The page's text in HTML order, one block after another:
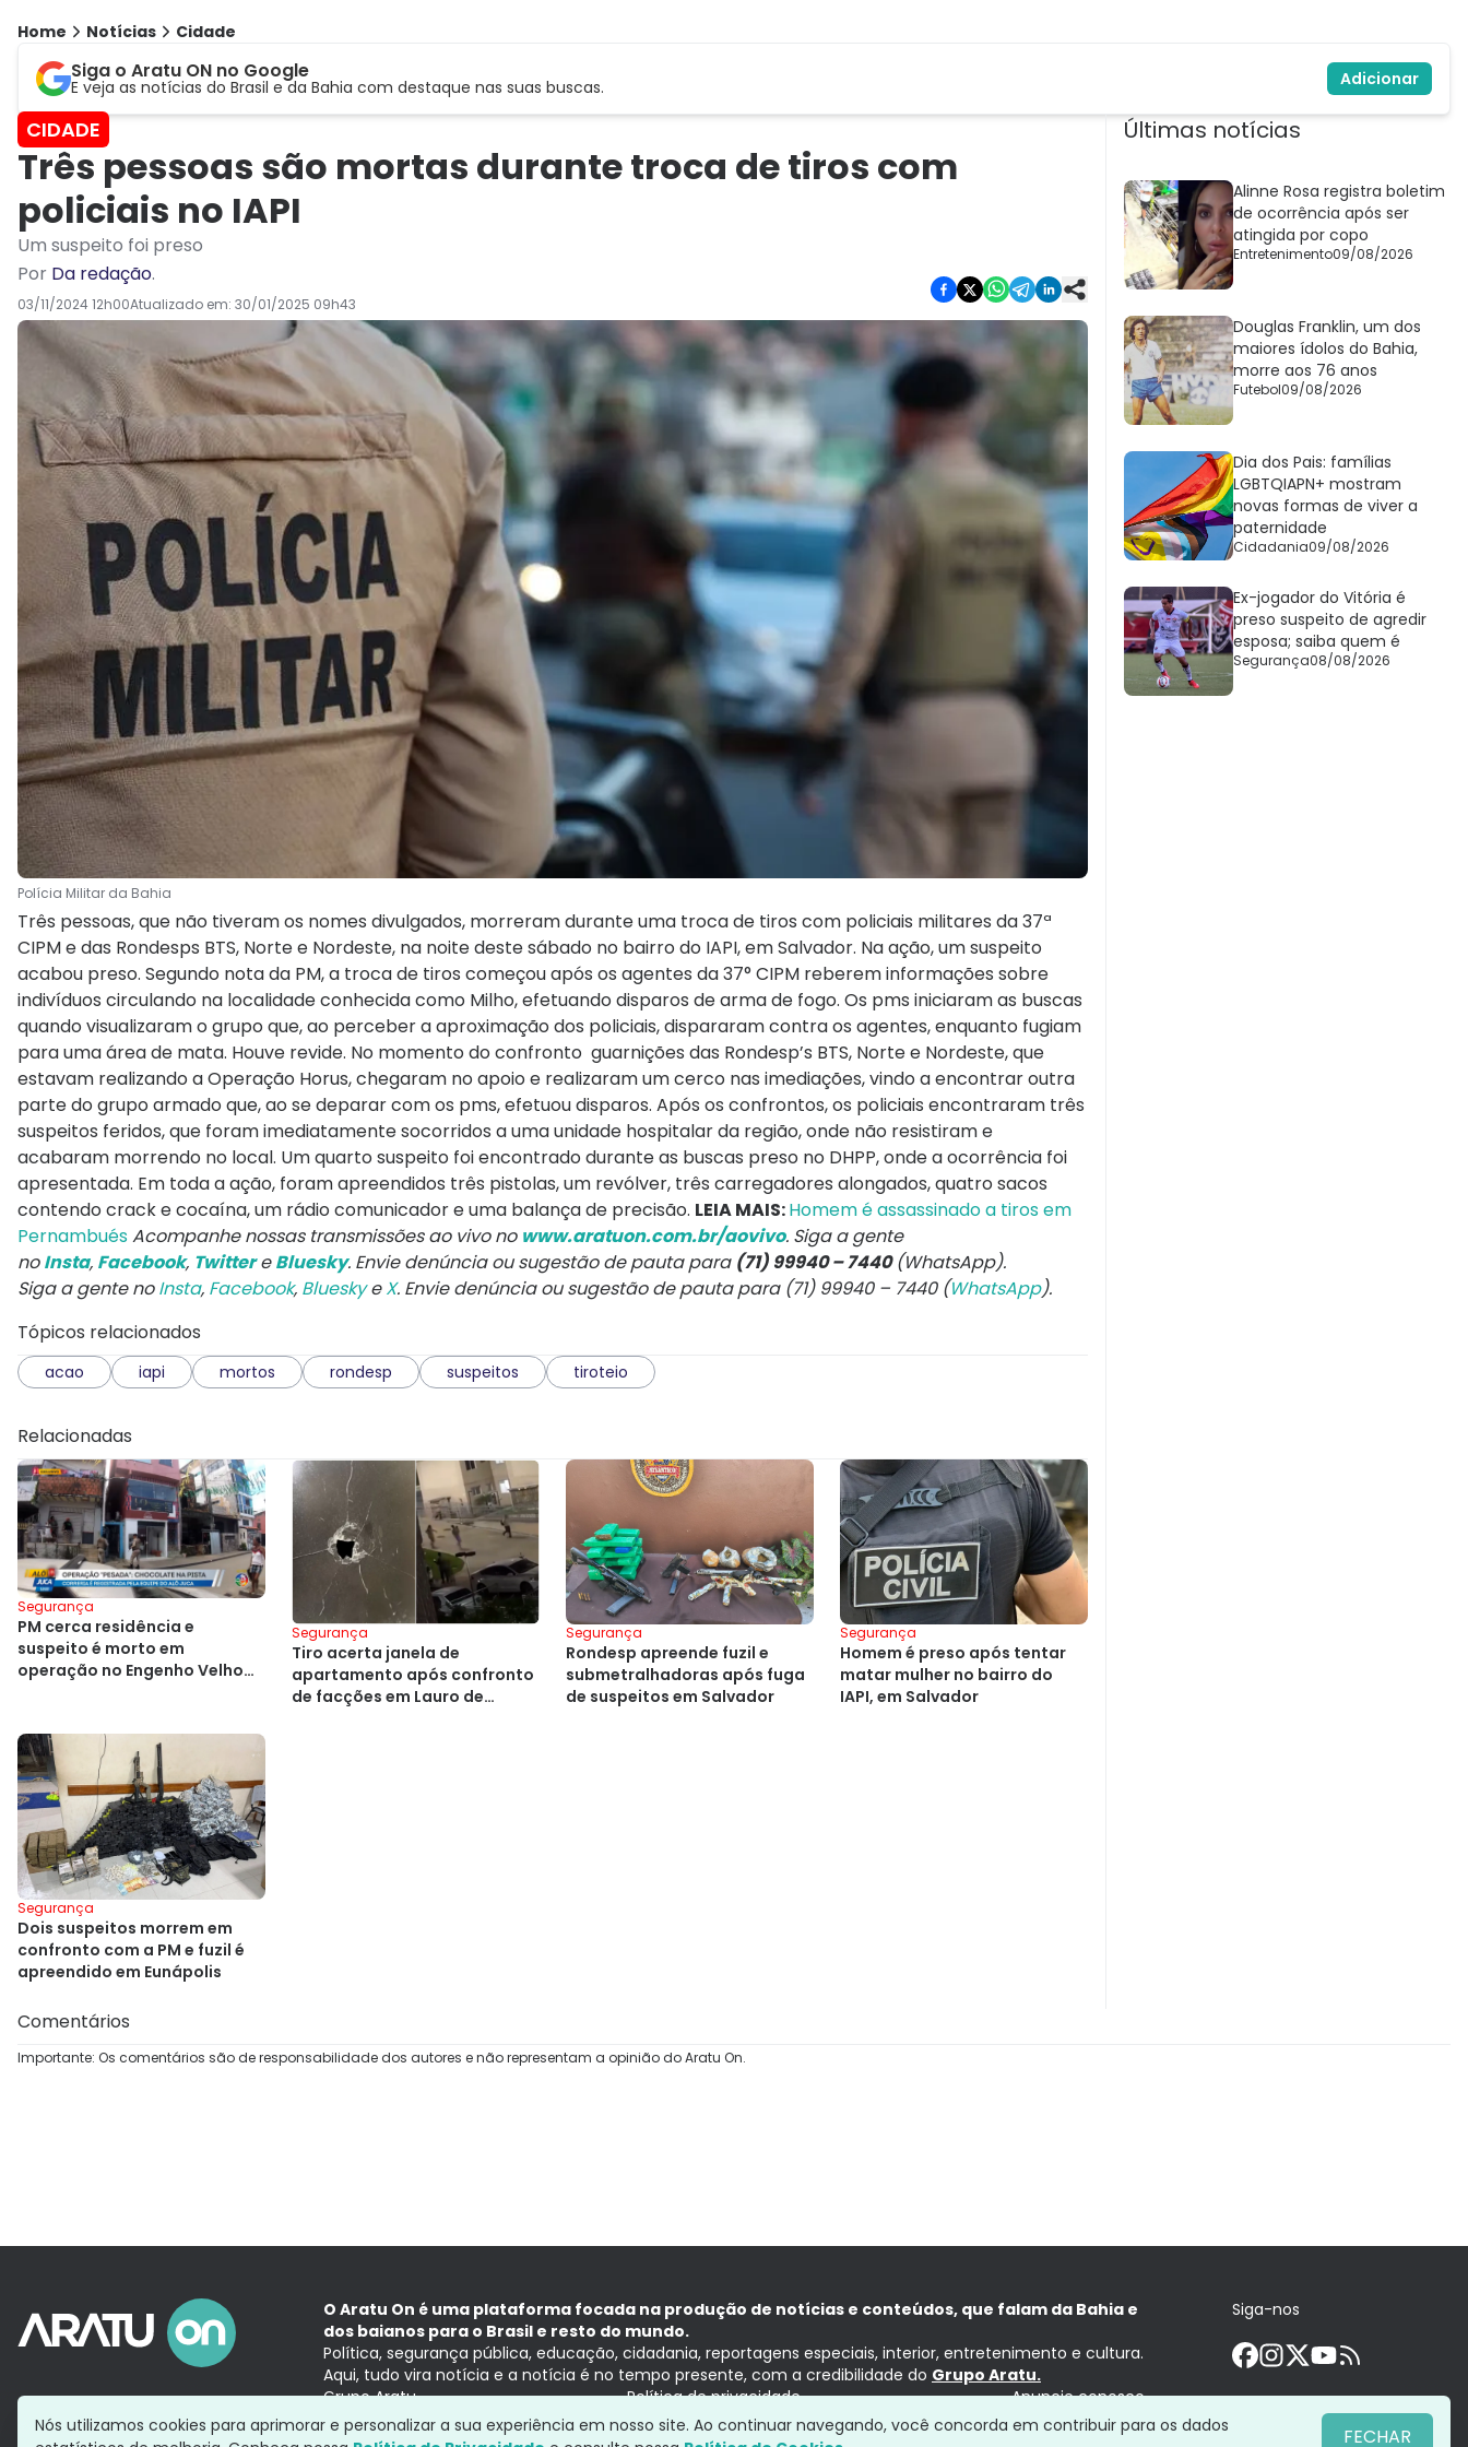
Home Notícias Cidade
Siga o Aratu ON no Google
E veja as notícias do Brasil e da Bahia com destaque nas suas buscas. Adicionar
CIDADE
Três pessoas são mortas durante troca de tiros com
policiais no IAPI
Um suspeito foi preso
Por Da redação.
03/11/2024 12h00Atualizado em: 30/01/2025 09h43
Polícia Militar da Bahia
Três pessoas, que não tiveram os nomes divulgados, morreram durante uma troca de tiros com policiais militares da 37ª
CIPM e das Rondesps BTS, Norte e Nordeste, na noite deste sábado no bairro do IAPI, em Salvador. Na ação, um suspeito
acabou preso. Segundo nota da PM, a troca de tiros começou após os agentes da 37° CIPM reberem informações sobre
indivíduos circulando na localidade conhecida como Milho, efetuando disparos de arma de fogo. Os pms iniciaram as buscas
quando visualizaram o grupo que, ao perceber a aproximação dos policiais, dispararam contra os agentes, enquanto fugiam
para uma área de mata. Houve revide. No momento do confronto guarnições das Rondesp’s BTS, Norte e Nordeste, que
estavam realizando a Operação Horus, chegaram no apoio e realizaram um cerco nas imediações, vindo a encontrar outra
parte do grupo armado que, ao se deparar com os pms, efetuou disparos. Após os confrontos, os policiais encontraram três
suspeitos feridos, que foram imediatamente socorridos a uma unidade hospitalar da região, onde não resistiram e
acabaram morrendo no local. Um quarto suspeito foi encontrado durante as buscas preso no DHPP, onde a ocorrência foi
apresentada. Em toda a ação, foram apreendidos três pistolas, um revólver, três carregadores alongados, quatro sacos
contendo crack e cocaína, um rádio comunicador e uma balança de precisão. LEIA MAIS:Homem é assassinado a tiros em
PernambuésAcompanhe nossas transmissões ao vivo no www.aratuon.com.br/aovivo. Siga a gente
noInsta, Facebook, TwittereBluesky. Envie denúncia ou sugestão de pauta para (71) 99940 – 7440(WhatsApp).
Siga a gente noInsta, Facebook, BlueskyeX. Envie denúncia ou sugestão de pauta para (71) 99940 – 7440 (WhatsApp).
Tópicos relacionados
acao iapi mortos rondesp suspeitos tiroteio
Relacionadas
Segurança
PM cerca residência e
suspeito é morto em
operação no Engenho Velho
Segurança
Tiro acerta janela de
apartamento após confronto
de facções em Lauro de
Segurança
Rondesp apreende fuzil e
submetralhadoras após fuga
de suspeitos em Salvador
Segurança
Homem é preso após tentar
matar mulher no bairro do
IAPI, em Salvador
Segurança
Dois suspeitos morrem em
confronto com a PM e fuzil é
apreendido em Eunápolis
Últimas notícias
Alinne Rosa registra boletim
de ocorrência após ser
atingida por copo
Entretenimento09/08/2026
Douglas Franklin, um dos
maiores ídolos do Bahia,
morre aos 76 anos
Futebol09/08/2026
Dia dos Pais: famílias
LGBTQIAPN+ mostram
novas formas de viver a
paternidade
Cidadania09/08/2026
Ex-jogador do Vitória é
preso suspeito de agredir
esposa; saiba quem é
Segurança08/08/2026
Comentários
Importante: Os comentários são de responsabilidade dos autores e não representam a opinião do Aratu On.
O Aratu On é uma plataforma focada na produção de notícias e conteúdos, que falam da Bahia e
dos baianos para o Brasil e resto do mundo.
Política, segurança pública, educação, cidadania, reportagens especiais, interior, entretenimento e cultura.
Aqui, tudo vira notícia e a notícia é no tempo presente, com a credibilidade do Grupo Aratu.
Grupo Aratu
Política de privacidade Anuncie conosco
Siga-nos
Nós utilizamos cookies para aprimorar e personalizar a sua experiência em nosso site. Ao continuar navegando, você concorda em contribuir para os dados
FECHAR